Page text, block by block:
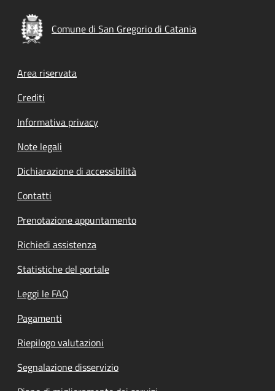
Comune di San Gregorio di Catania
Footer menu
Area riservata
Crediti
Informativa privacy
Note legali
Dichiarazione di accessibilità
Contatti
Prenotazione appuntamento
Richiedi assistenza
Statistiche del portale
Leggi le FAQ
Pagamenti
Riepilogo valutazioni
Segnalazione disservizio